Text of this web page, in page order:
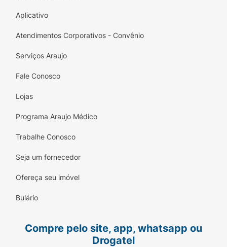
Aplicativo
Atendimentos Corporativos - Convênio
Serviços Araujo
Fale Conosco
Lojas
Programa Araujo Médico
Trabalhe Conosco
Seja um fornecedor
Ofereça seu imóvel
Bulário
Compre pelo site, app, whatsapp ou
Drogatel